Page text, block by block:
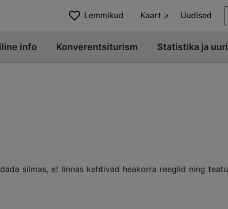
Lemmikud Kaart Uudised
info Konverentsiturism Statistika ja
silmas, et linnas kehtivad heakorra reeglid ning